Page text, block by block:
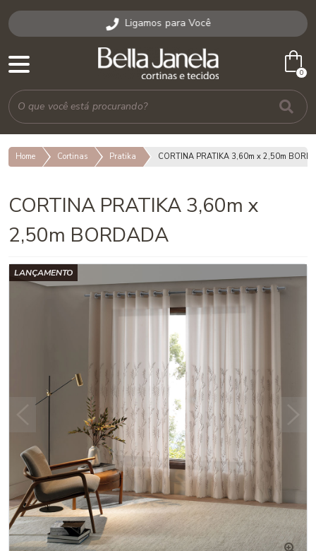
Ligamos para Você
0
shopping_bag
Home Cortinas Pratika CORTINA PRATIKA 3,60m x 2,50m
CORTINA PRATIKA 3,60m x
2,50m BORDADA
LANÇAMENTO